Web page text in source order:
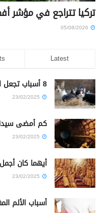
تركيا تتراجع في مؤشر
Latest
8 أسباب تجعل القطة تأكل صغارها
كم أمضى
أيهما كان
أسباب الألم